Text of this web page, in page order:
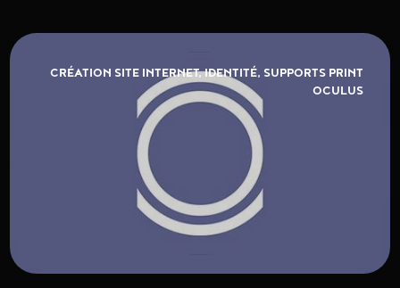
CRÉATION SITE INTERNET, IDENTITÉ, SUPPORTS PRINT
OCULUS